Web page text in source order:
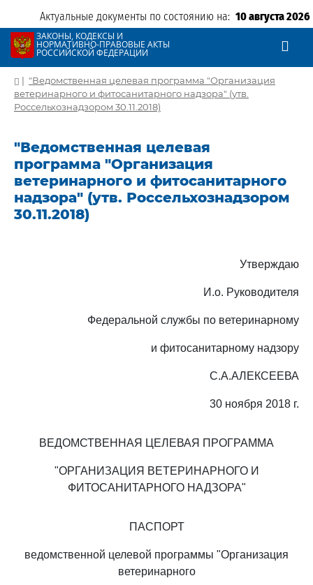
Актуальные документы по состоянию на: 10 августа 2026
ЗАКОНЫ, КОДЕКСЫ И
НОРМАТИВНО-ПРАВОВЫЕ АКТЫ
РОССИЙСКОЙ ФЕДЕРАЦИИ
| "Ведомственная целевая программа "Организация
ветеринарного и фитосанитарного надзора" (утв.
Россельхознадзором 30.11.2018)
"Ведомственная целевая
программа "Организация
ветеринарного и фитосанитарного
надзора" (утв. Россельхознадзором
30.11.2018)
Утверждаю
И.о. Руководителя
Федеральной службы по ветеринарному
и фитосанитарному надзору
С.А.АЛЕКСЕЕВА
30 ноября 2018 г.
ВЕДОМСТВЕННАЯ ЦЕЛЕВАЯ ПРОГРАММА
"ОРГАНИЗАЦИЯ ВЕТЕРИНАРНОГО И
ФИТОСАНИТАРНОГО НАДЗОРА"
ПАСПОРТ
ведомственной целевой программы "Организация
ветеринарного